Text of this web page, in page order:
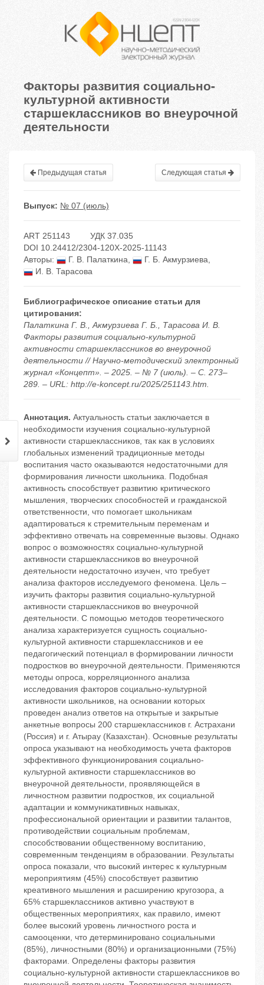
Факторы развития социально-
культурной активности
старшеклассников во внеурочной
деятельности
Предыдущая статья Следующая статья
Выпуск: № 07 (июль)
ART 251143
УДК 37.035
DOI 10.24412/2304-120X-2025-11143
Авторы:
Г. В. Палаткина, Г. Б. Акмурзиева,
И. В. Тарасова
Библиографическое описание статьи для
цитирования:
Палаткина Г. В., Акмурзиева Г. Б., Тарасова И. В.
Факторы развития социально-культурной
активности старшеклассников во внеурочной
деятельности // Научно-методический электронный
журнал «Концепт». – 2025. – № 7 (июль). – С. 273–
289. – URL: http://e-koncept.ru/2025/251143.htm.
Аннотация. Актуальность статьи заключается в
необходимости изучения социально-культурной
активности старшеклассников, так как в условиях
глобальных изменений традиционные методы
воспитания часто оказываются недостаточными для
формирования личности школьника. Подобная
активность способствует развитию критического
мышления, творческих способностей и гражданской
ответственности, что помогает школьникам
адаптироваться к стремительным переменам и
эффективно отвечать на современные вызовы. Однако
вопрос о возможностях социально-культурной
активности старшеклассников во внеурочной
деятельности недостаточно изучен, что требует
анализа факторов исследуемого феномена. Цель –
изучить факторы развития социально-культурной
активности старшеклассников во внеурочной
деятельности. С помощью методов теоретического
анализа характеризуется сущность социально-
культурной активности старшеклассников и ее
педагогический потенциал в формировании личности
подростков во внеурочной деятельности. Применяются
методы опроса, корреляционного анализа
исследования факторов социально-культурной
активности школьников, на основании которых
проведен анализ ответов на открытые и закрытые
анкетные вопросы 200 старшеклассников г. Астрахани
(Россия) и г. Атырау (Казахстан). Основные результаты
опроса указывают на необходимость учета факторов
эффективного функционирования социально-
культурной активности старшеклассников во
внеурочной деятельности, проявляющейся в
личностном развитии подростков, их социальной
адаптации и коммуникативных навыках,
профессиональной ориентации и развитии талантов,
противодействии социальным проблемам,
способствовании общественному воспитанию,
современным тенденциям в образовании. Результаты
опроса показали, что высокий интерес к культурным
мероприятиям (45%) способствует развитию
креативного мышления и расширению кругозора, а
65% старшеклассников активно участвуют в
общественных мероприятиях, как правило, имеют
более высокий уровень личностного роста и
самооценки, что детерминировано социальными
(85%), личностными (80%) и организационными (75%)
факторами. Определены факторы развития
социально-культурной активности старшеклассников во